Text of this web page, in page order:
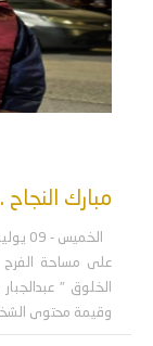
مبارك النجاح
الخميس - 09 يوليو 2026 - الساعة 06:51 م
على مساحة الفرح
الخلوق "
وقيمة محتوى